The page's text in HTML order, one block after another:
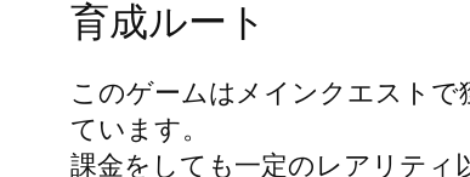
育成ルート
このゲームはメインクエスト
ています。
課金をしても一定のレアリティ